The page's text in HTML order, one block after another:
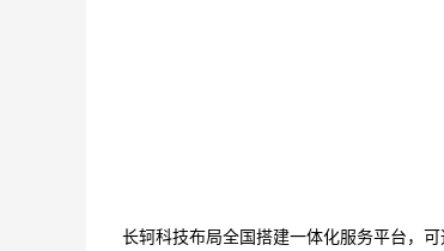
长轲科技布局全国搭建一体化服务平台，